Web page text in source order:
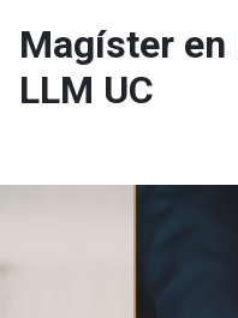
Magíster en
LLM UC